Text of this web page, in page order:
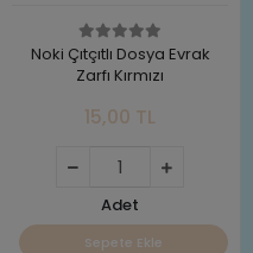
Noki Çıtçıtlı Dosya Evrak
Zarfı Kırmızı
15,00 TL
Adet
Sepete Ekle